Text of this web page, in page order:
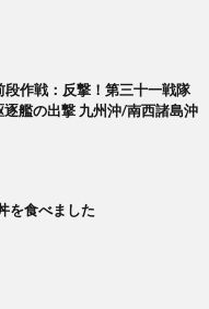
作戦：反撃！第三十一戦隊
艦の出撃 九州沖/南西諸島沖
を食べました